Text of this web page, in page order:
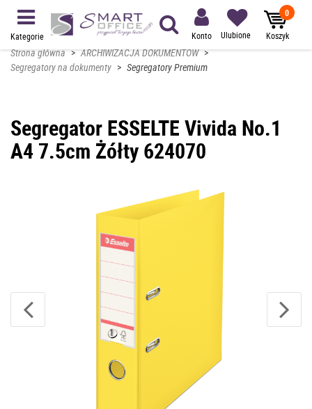
Kategorie Konto Ulubione
0
Koszyk
Strona główna > ARCHIWIZACJA DOKUMENTÓW >
Segregatory na dokumenty > Segregatory Premium
Segregator ESSELTE Vivida No.1
A4 7.5cm Żółty 624070